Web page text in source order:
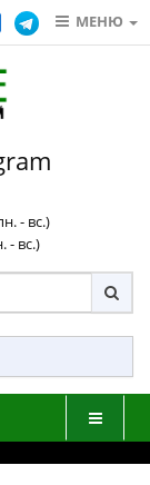
МЕНЮ
- вс.)
- вс.)